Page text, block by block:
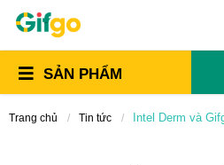
SẢN PHẨM
Trang chủ Tin tức Intel Derm và